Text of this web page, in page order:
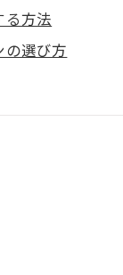
る方法
の選び方
ント
とは
み